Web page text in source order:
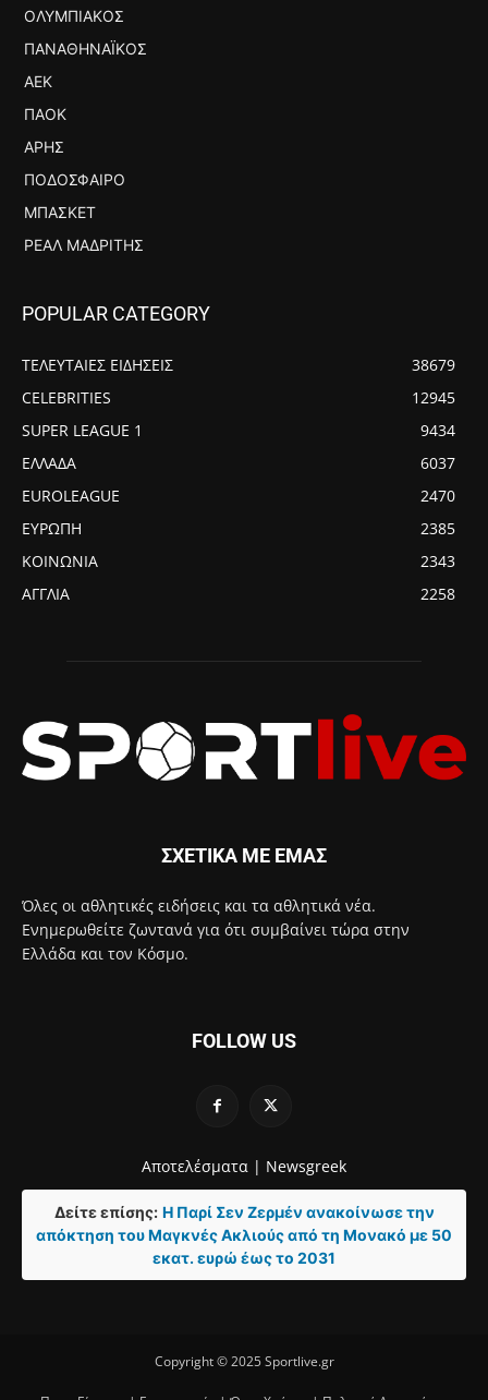
ΟΛΥΜΠΙΑΚΌΣ
ΠΑΝΑΘΗΝΑΪΚΌΣ
ΑΕΚ
ΠΑΟΚ
ΆΡΗΣ
ΠΟΔΌΣΦΑΙΡΟ
ΜΠΆΣΚΕΤ
ΡΕΆΛ ΜΑΔΡΊΤΗΣ
POPULAR CATEGORY
ΤΕΛΕΥΤΑΙΕΣ ΕΙΔΗΣΕΙΣ
38679
CELEBRITIES
12945
SUPER LEAGUE 1
9434
ΕΛΛΑΔΑ
6037
EUROLEAGUE
2470
ΕΥΡΩΠΗ
2385
ΚΟΙΝΩΝΙΑ
2343
ΑΓΓΛΙΑ
2258
ΣΧΕΤΙΚΑ ΜΕ ΕΜΑΣ
Όλες οι αθλητικές ειδήσεις και τα αθλητικά νέα.
Ενημερωθείτε ζωντανά για ότι συμβαίνει τώρα στην
Ελλάδα και τον Κόσμο.
FOLLOW US
Αποτελέσματα | Newsgreek
Δείτε επίσης: Η Παρί Σεν Ζερμέν ανακοίνωσε την
απόκτηση του Μαγκνές Ακλιούς από τη Μονακό με 50
εκατ. ευρώ έως το 2031
Copyright © 2025 Sportlive.gr